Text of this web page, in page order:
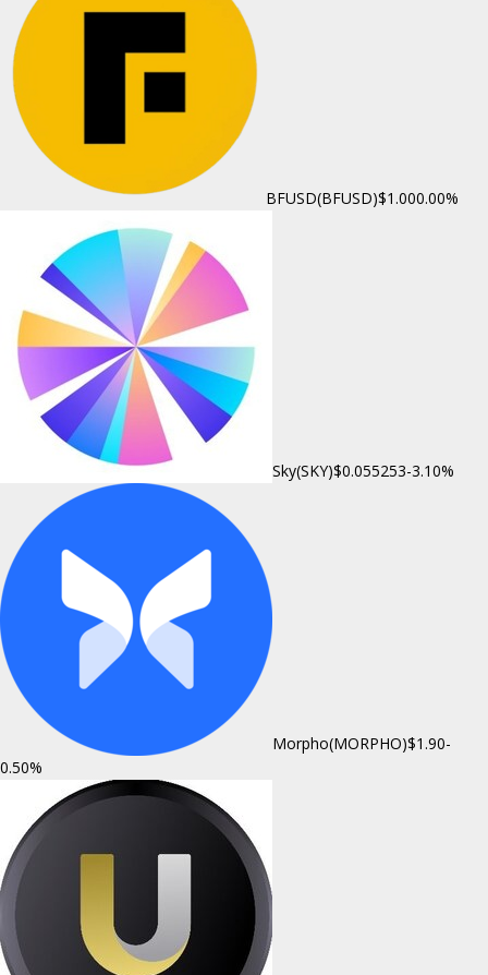
BFUSD(BFUSD)$1.000.00%
Sky(SKY)$0.055253-3.10%
Morpho(MORPHO)$1.90-
0.50%